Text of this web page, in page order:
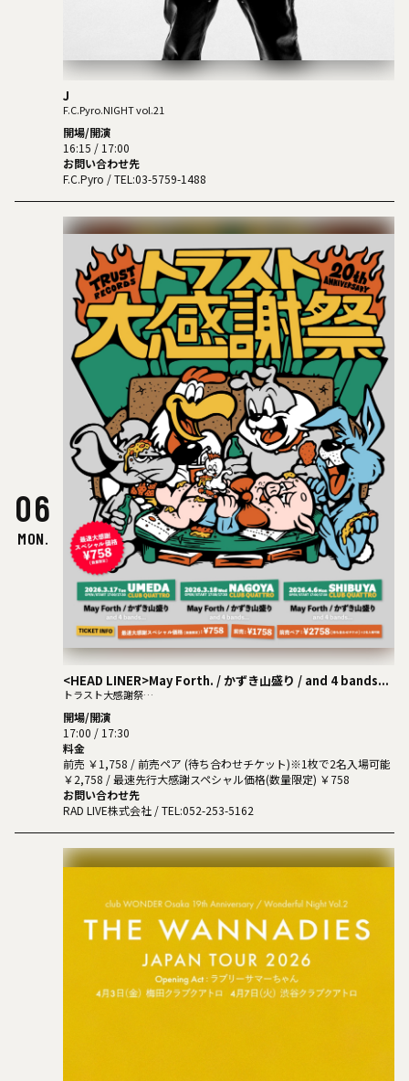
J
F.C.Pyro.NIGHT vol.21
開場/開演
16:15 / 17:00
お問い合わせ先
F.C.Pyro / TEL:03-5759-1488
06
MON.
<HEAD LINER>May Forth. / かずき山盛り / and 4 bands...
トラスト大感謝祭
開場/開演
17:00 / 17:30
料金
前売 ￥1,758 / 前売ペア (待ち合わせチケット)※1枚で2名入場可能
￥2,758 / 最速先行大感謝スペシャル価格(数量限定) ￥758
お問い合わせ先
RAD LIVE株式会社 / TEL:052-253-5162